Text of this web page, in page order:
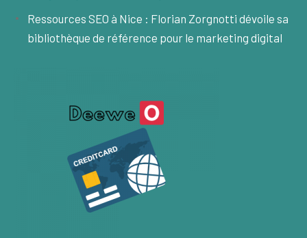
Ressources SEO à Nice : Florian Zorgnotti dévoile sa
bibliothèque de référence pour le marketing digital